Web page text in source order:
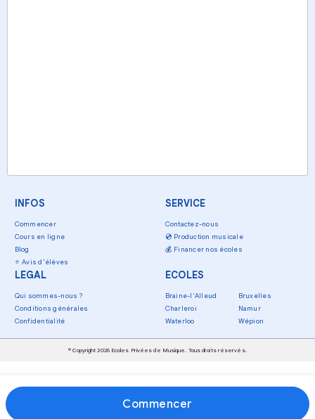
INFOS
Commencer
Cours en ligne
Blog
⭐ Avis d'élèves
SERVICE
Contactez-nous
💿 Production musicale
💰 Financer nos écoles
LEGAL
Qui sommes-nous ?
Conditions générales
Confidentialité
ECOLES
Braine-l'Alleud
Bruxelles
Charleroi
Namur
Waterloo
Wépion
© Copyright 2026 Ecoles Privées de Musique. Tous droits réservés.
Commencer